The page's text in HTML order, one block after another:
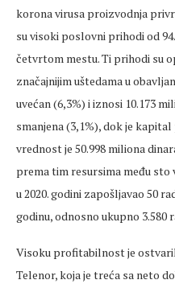
korona virusa proizvodnja
su visoki poslovni prihodi od
četvrtom mestu. Ti prihodi su
značajnijim uštedama u
uvećan (6,3%) i iznosi 10.173
smanjena (3,1%), dok je
vrednost je 50.998 miliona
prema tim resursima među sto
u 2020. godini zapošljavao 50
godinu, odnosno ukupno 3.580
Visoku profitabilnost je
Telenor, koja je treća sa neto